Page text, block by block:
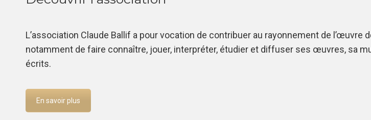
L’association Claude Ballif a pour vocation de contribuer au rayonnement de l’œuvre
notamment de faire connaître, jouer, interpréter, étudier et diffuser ses œuvres, sa
écrits.
En savoir plus